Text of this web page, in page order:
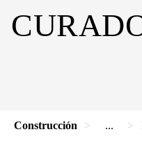
Construcción ...